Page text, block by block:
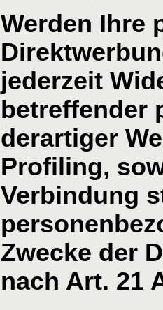
Werden Ihre
jederzeit
betreffender
derartiger
Profiling,
Verbindung
Zwecke der
nach Art. 21